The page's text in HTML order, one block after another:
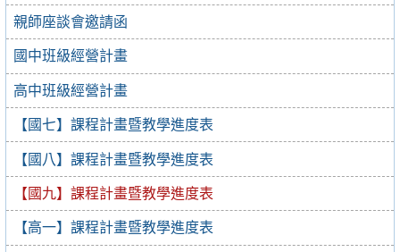
親師座談會邀請函
國中班級經營計畫
高中班級經營計畫
【國七】課程計畫暨教學進度表
【國八】課程計畫暨教學進度表
【國九】課程計畫暨教學進度表
【高一】課程計畫暨教學進度表